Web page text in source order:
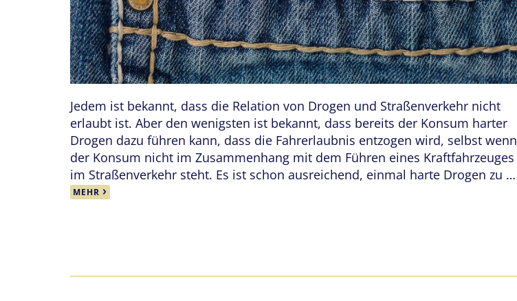
Jedem ist bekannt, dass die Relation von Drogen und Straßenverkehr nicht
erlaubt ist. Aber den wenigsten ist bekannt, dass bereits der Konsum harter
Drogen dazu führen kann, dass die Fahrerlaubnis entzogen wird, selbst wenn
der Konsum nicht im Zusammenhang mit dem Führen eines Kraftfahrzeuges
im Straßenverkehr steht. Es ist schon ausreichend, einmal harte Drogen zu …
MEHR